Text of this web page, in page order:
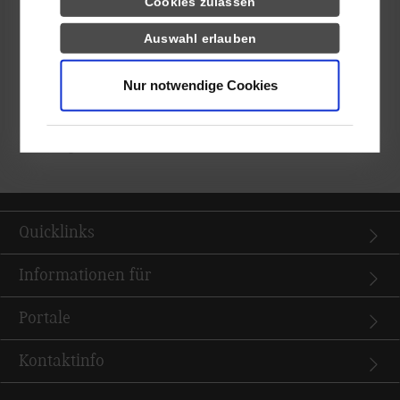
Auswahl erlauben
Nur notwendige Cookies
Das Siegerteam durfte seine Ergebnisse darüber hinaus vor 150
Teilnehmer*innen bei der Social Media Night Stuttgart
durchgeführt wurde.
Zu den weiteren Informationen zur Social Media Night
Quicklinks
Informationen für
Portale
Kontaktinfo